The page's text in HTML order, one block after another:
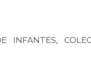
INFANTES,